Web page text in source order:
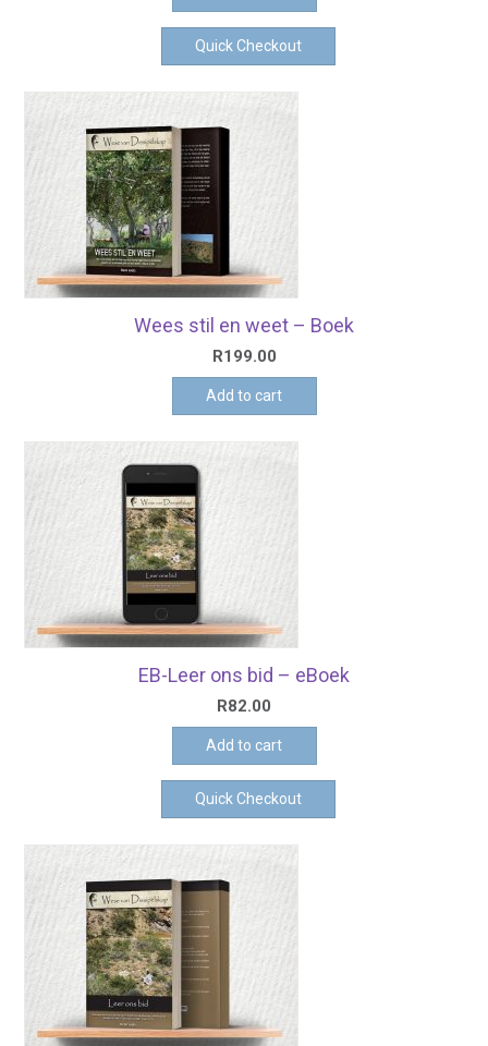
Quick Checkout
Wees stil en weet – Boek
R199.00
Add to cart
EB-Leer ons bid – eBoek
R82.00
Add to cart
Quick Checkout